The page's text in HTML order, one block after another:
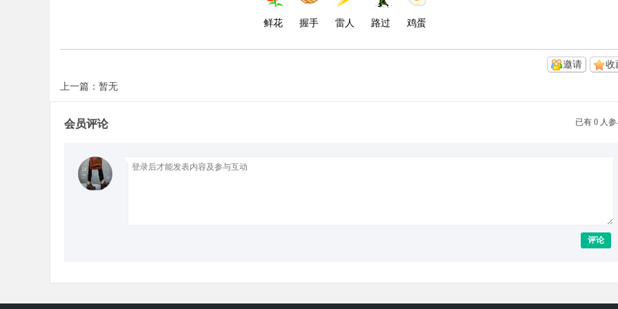
鲜花 握手 雷人 路过 鸡蛋
收
邀请
上一篇：暂无
已有 0 人
会员评论
评论